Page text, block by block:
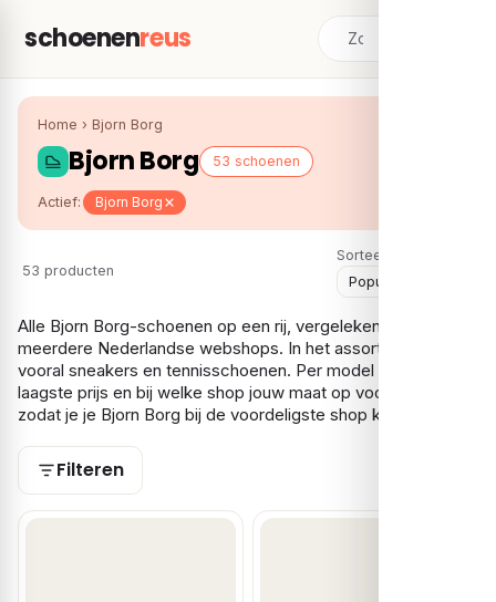
schoenenreus
Home › Bjorn Borg
Bjorn Borg 53 schoenen
Actief: Bjorn Borg
53 producten
Sorteer:
Alle Bjorn Borg-schoenen op een rij, vergeleken over
meerdere Nederlandse webshops. In het assortiment vind je
vooral sneakers en tennisschoenen. Per model zie je de
laagste prijs en bij welke shop jouw maat op voorraad is,
zodat je je Bjorn Borg bij de voordeligste shop koopt.
Filteren